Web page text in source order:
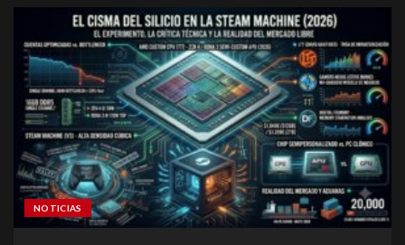
NOTICIAS